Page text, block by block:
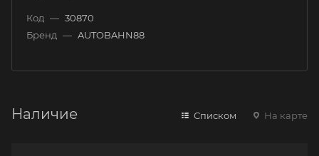
Код — 30870
Бренд — AUTOBAHN88
Наличие Списком На карте